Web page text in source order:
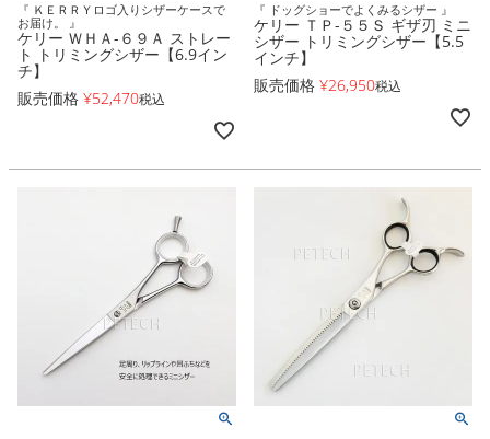
『 ＫＥＲＲＹロゴ入りシザーケースで
お届け。 』
ケリー ＷＨＡ-６９Ａ ストレー
ト トリミングシザー【6.9イン
チ】
販売価格 ¥52,470税込
『 ドッグショーでよくみるシザー 』
ケリー ＴＰ-５５Ｓ ギザ刃 ミニ
シザー トリミングシザー【5.5
インチ】
販売価格 ¥26,950税込